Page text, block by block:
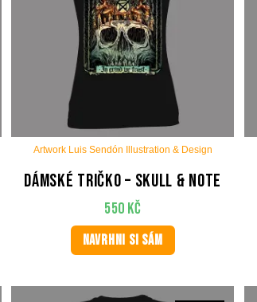
Artwork Luis Sendón Illustration & Design
Dámské tričko – Skull & Note
550 Kč
NAVRHNI SI SÁM